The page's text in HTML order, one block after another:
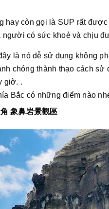
hay còn gọi là SUP rất
có sức khoẻ và chịu
là nó dễ sử dụng không
chóng thành thạo cách
giờ. .
Bắc có những điểm nào
象鼻岩景觀區